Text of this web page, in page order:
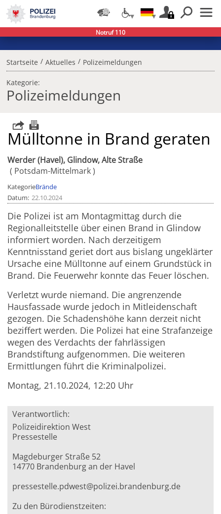
Startseite / Aktuelles / Polizeimeldungen
Kategorie:
Polizeimeldungen
Mülltonne in Brand geraten
Werder (Havel), Glindow, Alte Straße
Potsdam-Mittelmark
KategorieBrände
Datum 22.10.2024
Die Polizei ist am Montagmittag durch die
Regionalleitstelle über einen Brand in Glindow
informiert worden. Nach derzeitigem
Kenntnisstand geriet dort aus bislang ungeklärter
Ursache eine Mülltonne auf einem Grundstück in
Brand. Die Feuerwehr konnte das Feuer löschen.
Verletzt wurde niemand. Die angrenzende
Hausfassade wurde jedoch in Mitleidenschaft
gezogen. Die Schadenshöhe kann derzeit nicht
beziffert werden. Die Polizei hat eine Strafanzeige
wegen des Verdachts der fahrlässigen
Brandstiftung aufgenommen. Die weiteren
Ermittlungen führt die Kriminalpolizei.
Montag, 21.10.2024, 12:20 Uhr
Verantwortlich:
Polizeidirektion West
Pressestelle
Magdeburger Straße 52
14770 Brandenburg an der Havel
pressestelle.pdwest@polizei.brandenburg.de
Zu den Bürodienstzeiten:
Notruf 110